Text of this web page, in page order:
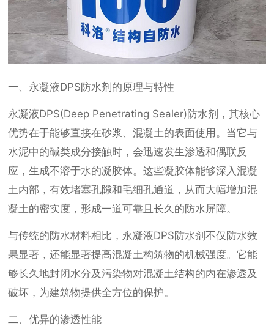
一、永凝液DPS防水剂的原理与特性
永凝液DPS(Deep Penetrating Sealer)防水剂，其核心
优势在于能够直接在砂浆、混凝土的表面使用。当它与
水泥中的碱类成分接触时，会迅速发生渗透和偶联反
应，生成不溶于水的凝胶体。这些凝胶体能够深入混凝
土内部，有效堵塞孔隙和毛细孔通道，从而大幅增加混
凝土的密实度，形成一道可靠且长久的防水屏障。
与传统的防水材料相比，永凝液DPS防水剂不仅防水效
果显著，还能显著提高混凝土构筑物的机械强度。它能
够长久地封闭水分及污染物对混凝土结构的内在渗透及
破坏，为建筑物提供全方位的保护。
二、优异的渗透性能